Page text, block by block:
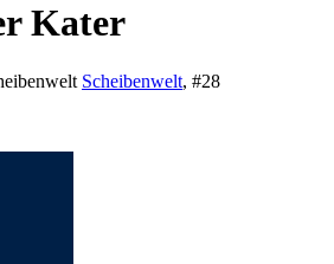
Kater
Scheibenwelt, #28